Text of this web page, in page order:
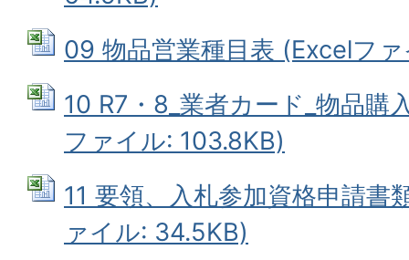
09 物品営業種目表 (Excelフ
10 R7・8_業者カード_物品購
ファイル: 103.8KB)
11 要領、入札参加資格申請書
ァイル: 34.5KB)